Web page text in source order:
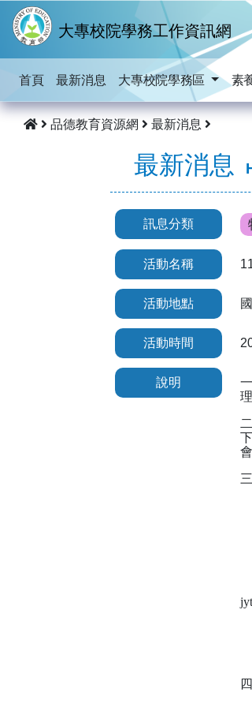
跳到主要內容
大專校院學務工作資訊網
首頁 最新消息 大專校院學務區 素
品德教育資源網 最新消息
最新消息
訊息分類
活動名稱
活動地點
活動時間
說明